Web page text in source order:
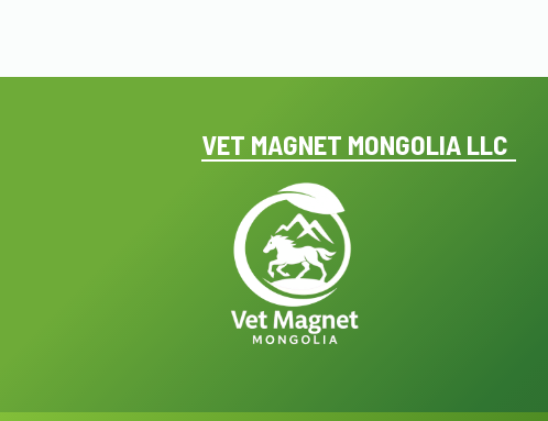
VET MAGNET MONGOLIA LLC